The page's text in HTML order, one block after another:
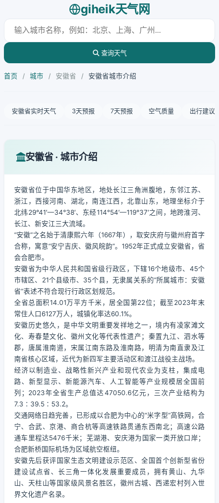
giheik天气网
查询天气
首页 / 城市 / 安徽省 / 安徽省城市介绍
安徽省实时天气 3天预报 7天预报 空气质量 出行建议
安徽省 · 城市介绍
安徽省位于中国华东地区，地处长江三角洲腹地，东邻江苏、
浙江，西接河南、湖北，南连江西，北靠山东，地理坐标介于
北纬29°41′—34°38′、东经114°54′—119°37′之间，地跨淮河、
长江、新安江三大流域。
“安徽”之名始于清康熙六年（1667年），取安庆府与徽州府首字
合称，寓意“安宁吉庆、徽风皖韵”。1952年正式成立安徽省，省
会合肥市。
安徽省为中华人民共和国省级行政区，下辖16个地级市、45个
市辖区、21个县级市、35个县，无隶属关系的“所属城市：安徽
省”表述不符合现行行政区划规范。
全省总面积14.01万平方千米，居全国第22位；截至2023年末
常住人口6127万人，城镇化率达60.1%。
安徽历史悠久，是中华文明重要发祥地之一，境内有凌家滩文
化、寿春楚文化、徽州文化等代表性遗产；秦置九江、泗水等
郡，唐属淮南道，宋属江南东路及淮南路，明清为南直隶及江
南省核心区域，近代为新四军主要活动区和渡江战役主战场。
经济以制造业、战略性新兴产业和现代农业为支柱，集成电
路、新型显示、新能源汽车、人工智能等产业规模居全国前
列；2023年全省生产总值达47050.6亿元，三次产业结构为
7.3∶39.5∶53.2。
交通网络日趋完善，已形成以合肥为中心的“米字型”高铁网，合
宁、合武、京港、商合杭等高速铁路贯通东西南北；高速公路
通车里程达5476千米；芜湖港、安庆港为国家一类开放口岸；
合肥新桥国际机场为区域航空枢纽。
安徽先后获评国家生态文明建设示范区、全国首个创新型省份
建设试点省、长三角一体化发展重要成员，拥有黄山、九华
山、天柱山等国家级风景名胜区，徽州古城、西递宏村列入世
界文化遗产名录。